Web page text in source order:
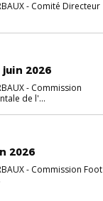
- Comité Directeur
juin 2026
- Commission
de l'...
2026
- Commission Foot